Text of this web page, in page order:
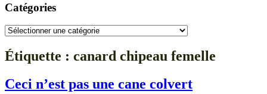
Catégories
Catégories
Étiquette : canard chipeau femelle
Ceci n’est pas une cane colvert